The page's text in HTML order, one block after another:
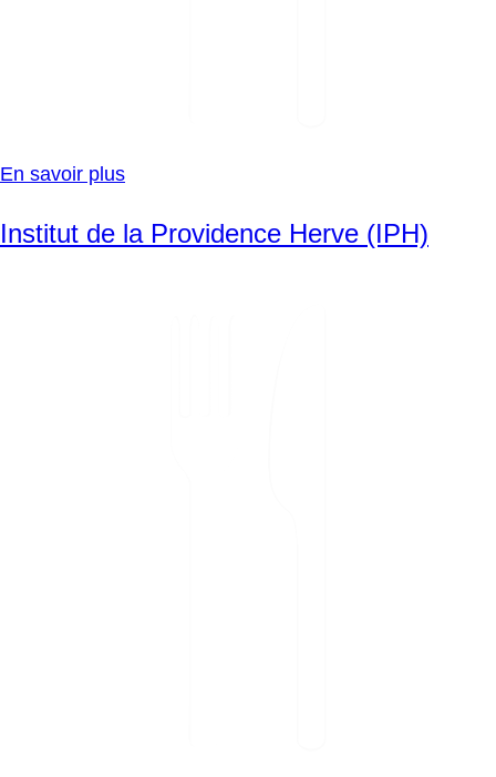
En savoir plus
Institut de la Providence Herve (IPH)